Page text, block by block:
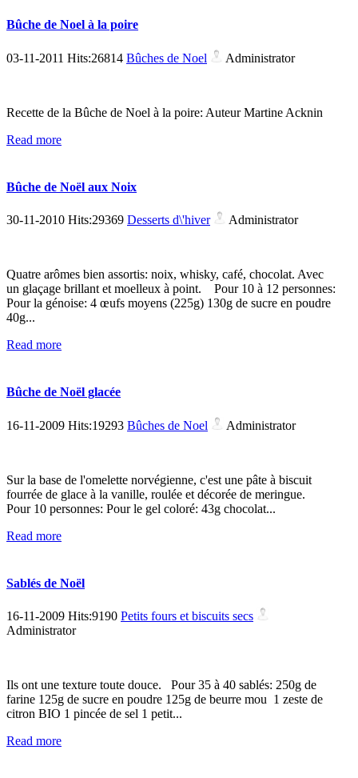
Bûche de Noel à la poire
03-11-2011 Hits:26814 Bûches de Noel Administrator
Recette de la Bûche de Noel à la poire: Auteur Martine Acknin
Read more
Bûche de Noël aux Noix
30-11-2010 Hits:29369 Desserts d\'hiver Administrator
Quatre arômes bien assortis: noix, whisky, café, chocolat. Avec
un glaçage brillant et moelleux à point. Pour 10 à 12 personnes:
Pour la génoise: 4 œufs moyens (225g) 130g de sucre en poudre
40g...
Read more
Bûche de Noël glacée
16-11-2009 Hits:19293 Bûches de Noel Administrator
Sur la base de l'omelette norvégienne, c'est une pâte à biscuit
fourrée de glace à la vanille, roulée et décorée de meringue.
Pour 10 personnes: Pour le gel coloré: 43g chocolat...
Read more
Sablés de Noël
16-11-2009 Hits:9190 Petits fours et biscuits secs
Administrator
Ils ont une texture toute douce. Pour 35 à 40 sablés: 250g de
farine 125g de sucre en poudre 125g de beurre mou 1 zeste de
citron BIO 1 pincée de sel 1 petit...
Read more